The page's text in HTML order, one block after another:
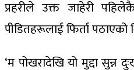
प्रहरीले उक्त जाहेरी
पीडितहरूलाई फिर्ता पठाएको
‘म पोखरादेखि यो मुद्दा